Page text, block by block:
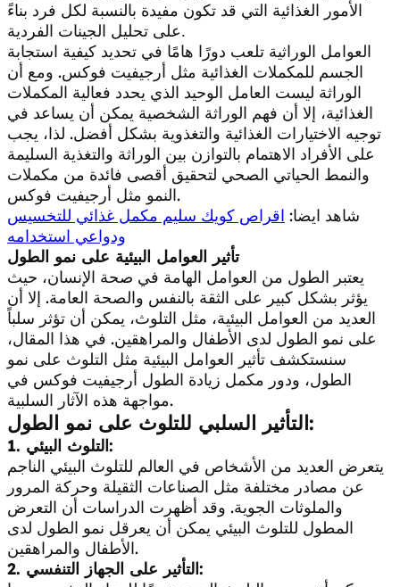
الأمور الغذائية التي قد تكون مفيدة بالنسبة لكل فرد بناءً
على تحليل الجينات الفردية.
العوامل الوراثية تلعب دورًا هامًا في تحديد كيفية استجابة
الجسم للمكملات الغذائية مثل أرجيفيت فوكس. ومع أن
الوراثة ليست العامل الوحيد الذي يحدد فعالية المكملات
الغذائية، إلا أن فهم الوراثة الشخصية يمكن أن يساعد في
توجيه الاختيارات الغذائية والتغذوية بشكل أفضل. لذا، يجب
على الأفراد الاهتمام بالتوازن بين الوراثة والتغذية السليمة
والنمط الحياتي الصحي لتحقيق أقصى فائدة من مكملات
النمو مثل أرجيفيت فوكس.
شاهد ايضا: اقراص كويك سليم مكمل غذائي للتخسيس
ودواعي استخدامه
تأثير العوامل البيئية على نمو الطول
يعتبر الطول من العوامل الهامة في صحة الإنسان، حيث
يؤثر بشكل كبير على الثقة بالنفس والصحة العامة. إلا أن
العديد من العوامل البيئية، مثل التلوث، يمكن أن تؤثر سلباً
على نمو الطول لدى الأطفال والمراهقين. في هذا المقال،
سنستكشف تأثير العوامل البيئية مثل التلوث على نمو
الطول، ودور مكمل زيادة الطول أرجيفيت فوكس في
مواجهة هذه الآثار السلبية.
التأثير السلبي للتلوث على نمو الطول:
1. التلوث البيئي:
يتعرض العديد من الأشخاص في العالم للتلوث البيئي الناجم
عن مصادر مختلفة مثل الصناعات الثقيلة وحركة المرور
والملوثات الجوية. وقد أظهرت الدراسات أن التعرض
المطول للتلوث البيئي يمكن أن يعرقل نمو الطول لدى
الأطفال والمراهقين.
2. التأثير على الجهاز التنفسي: